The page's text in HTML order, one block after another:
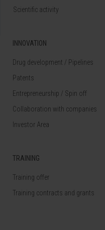
Scientific activity
INNOVATION
Drug development / Pipelines
Patents
Entrepreneurship / Spin off
Collaboration with companies
Investor Area
TRAINING
Training offer
Training contracts and grants